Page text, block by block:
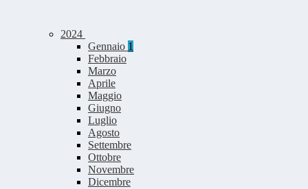
2024
Gennaio 1
Febbraio
Marzo
Aprile
Maggio
Giugno
Luglio
Agosto
Settembre
Ottobre
Novembre
Dicembre